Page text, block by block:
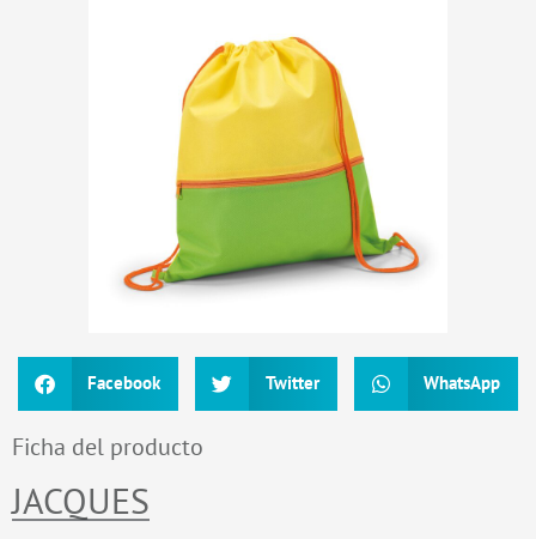
Facebook Twitter WhatsApp
Ficha del producto
JACQUES